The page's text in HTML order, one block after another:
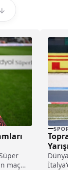
maç
SPOR
Dünya